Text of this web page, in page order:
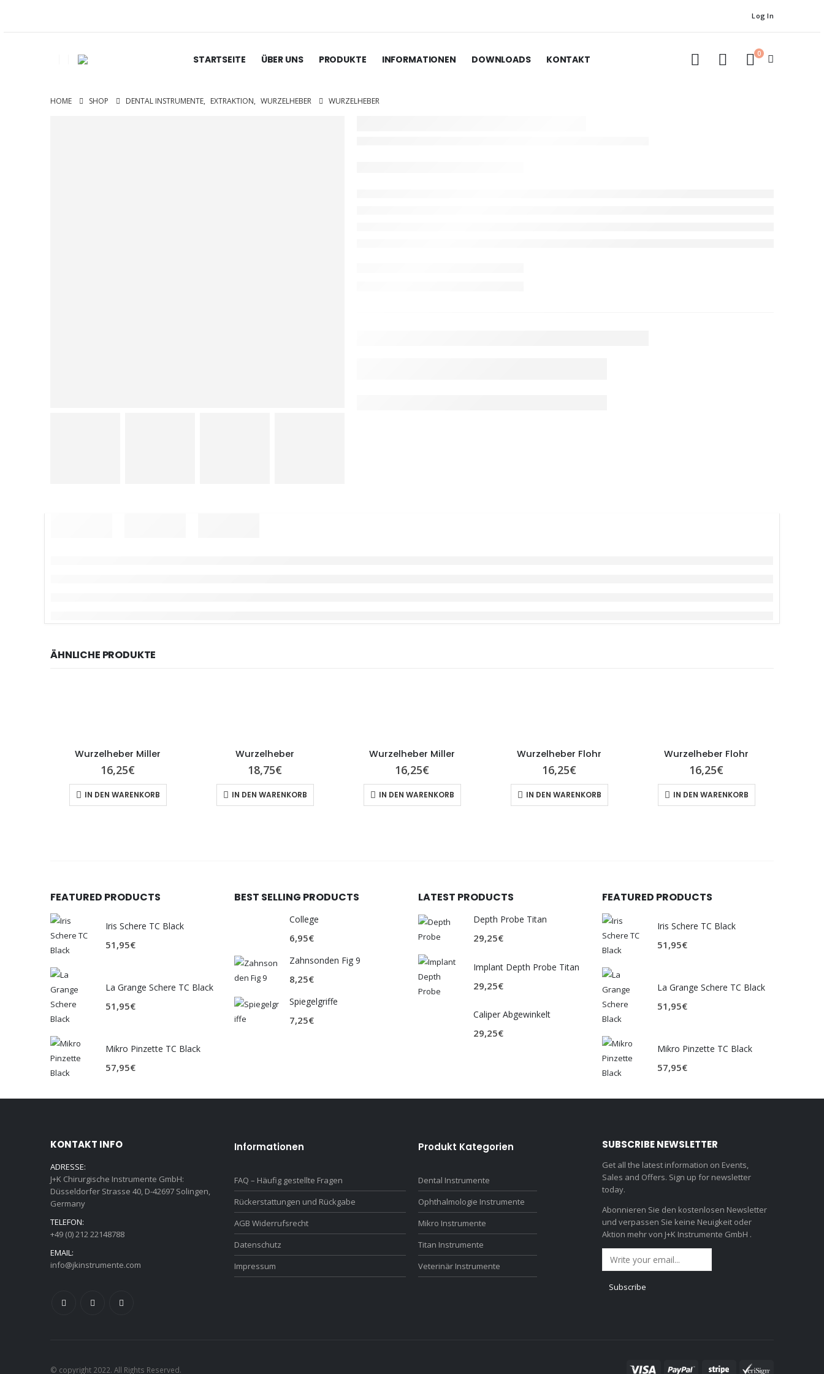
Log In
STARTSEITE ÜBER UNS PRODUKTE INFORMATIONEN DOWNLOADS KONTAKT
0
HOME SHOP DENTAL INSTRUMENTE, EXTRAKTION, WURZELHEBER WURZELHEBER
ÄHNLICHE PRODUKTE
Wurzelheber Miller
16,25€
IN DEN WARENKORB
Wurzelheber
18,75€
IN DEN WARENKORB
Wurzelheber Miller
16,25€
IN DEN WARENKORB
Wurzelheber Flohr
16,25€
IN DEN WARENKORB
Wurzelheber Flohr
16,25€
IN DEN WARENKORB
FEATURED PRODUCTS
Iris Schere TC Black
51,95€
La Grange Schere TC Black
51,95€
Mikro Pinzette TC Black
57,95€
BEST SELLING PRODUCTS
College
6,95€
Zahnsonden Fig 9
8,25€
Spiegelgriffe
7,25€
LATEST PRODUCTS
Depth Probe Titan
29,25€
Implant Depth Probe Titan
29,25€
Caliper Abgewinkelt
29,25€
FEATURED PRODUCTS
Iris Schere TC Black
51,95€
La Grange Schere TC Black
51,95€
Mikro Pinzette TC Black
57,95€
KONTAKT INFO
ADRESSE:
J+K Chirurgische Instrumente GmbH:
Düsseldorfer Strasse 40, D-42697 Solingen,
Germany
TELEFON:
+49 (0) 212 22148788
EMAIL:
info@jkinstrumente.com
Informationen
FAQ – Häufig gestellte Fragen
Rückerstattungen und Rückgabe
AGB Widerrufsrecht
Datenschutz
Impressum
Produkt Kategorien
Dental Instrumente
Ophthalmologie Instrumente
Mikro Instrumente
Titan Instrumente
Veterinär Instrumente
SUBSCRIBE NEWSLETTER
Get all the latest information on Events,
Sales and Offers. Sign up for newsletter
today.
Abonnieren Sie den kostenlosen Newsletter
und verpassen Sie keine Neuigkeit oder
Aktion mehr von J+K Instrumente GmbH .
© copyright 2022. All Rights Reserved.